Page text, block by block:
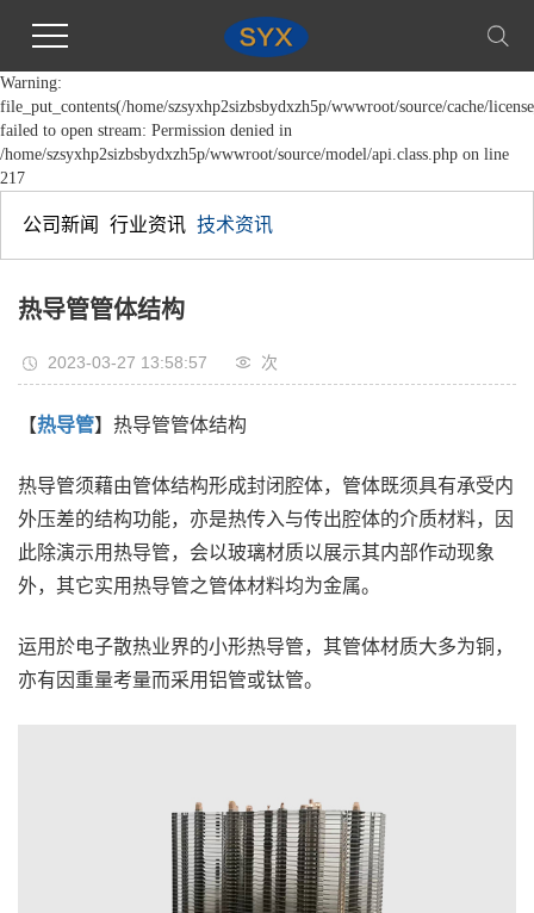
Warning:
file_put_contents(/home/szsyxhp2sizbsbydxzh5p/wwwroot/source/cache/
failed to open stream: Permission denied in
/home/szsyxhp2sizbsbydxzh5p/wwwroot/source/model/api.class.php on line
217
公司新闻 行业资讯 技术资讯
热导管管体结构
2023-03-27 13:58:57 次
【热导管】热导管管体结构
热导管须藉由管体结构形成封闭腔体，管体既须具有承受内
外压差的结构功能，亦是热传入与传出腔体的介质材料，因
此除演示用热导管，会以玻璃材质以展示其内部作动现象
外，其它实用热导管之管体材料均为金属。
运用於电子散热业界的小形热导管，其管体材质大多为铜，
亦有因重量考量而采用铝管或钛管。